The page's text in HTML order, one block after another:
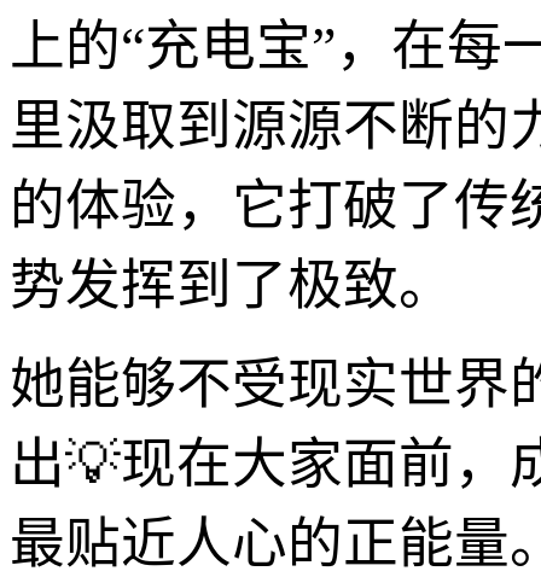
上的“充电宝”，在每
里汲取到源源不断的
的体验，它打破了传
势发挥到了极致。
她能够不受现实世界
出💡现在大家面前，
最贴近人心的正能量